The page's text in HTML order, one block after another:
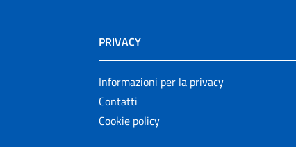
PRIVACY
Informazioni per la privacy
Contatti
Cookie policy